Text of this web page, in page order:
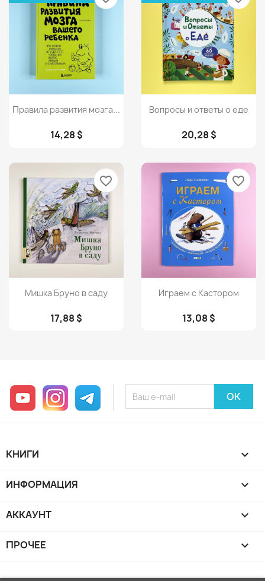
Просмотр
Правила развития мозга...
14,28 $
Просмотр
Вопросы и ответы о еде
20,28 $
Просмотр
Мишка Бруно в саду
17,88 $
favorite_border
Просмотр
Играем с Кастором
13,08 $
favorite_border
YouTube InstagramTelegram
КНИГИ 
ИНФОРМАЦИЯ 
АККАУНТ 
ПРОЧЕЕ 